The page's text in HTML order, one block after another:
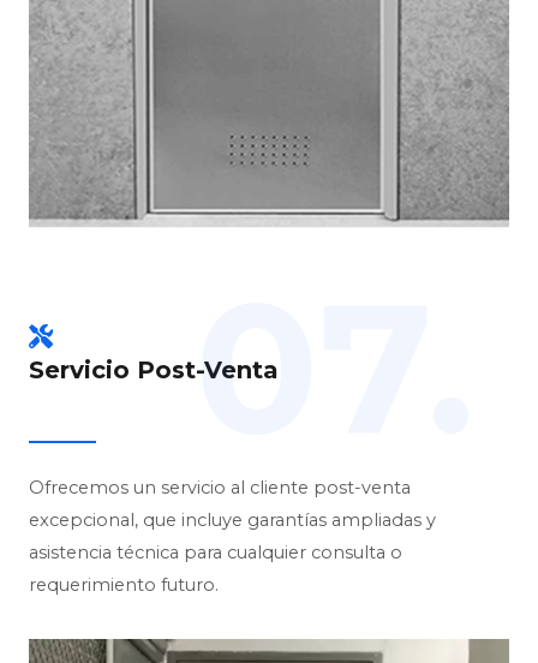
Servicio Post-Venta07.
Ofrecemos un servicio al cliente post-venta
excepcional, que incluye garantías ampliadas y
asistencia técnica para cualquier consulta o
requerimiento futuro.